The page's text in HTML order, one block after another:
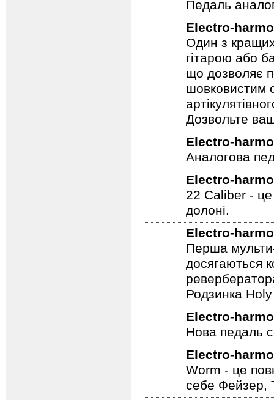
Педаль
Electro-
Один з
гітарою або
що дозволяє
шовковистим
Дозвольте
Electro-
Аналогова
Electro-
22 Caliber - це
долоні.
Electro-
Перша
досягаються
Родзинка
Electro-
Нова педаль
Electro-
Worm - це
себе Фейзер,